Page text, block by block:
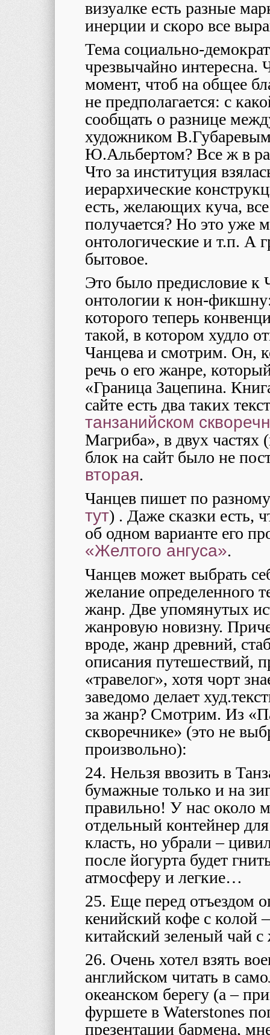
визуалке есть разные
инерции и скоро все
Тема социально-
чрезвычайно интересна.
момент, чтоб на общее
не предполагается: с
сообщать о разнице
художником
Ю.Альбертом? Все ж в
Что за институция
иерархические
есть, желающих куча,
получается? Но это уже
онтологические и т.п. А
бытовое.
Это было предисловие к
онтологии к нон-
которого теперь
такой, в котором худло
Чанцева и смотрим. Он,
речь о его жанре,
«Граница Зацепина.
сайте есть два таких
танзанийском
Магриба», в двух
блок на сайт было не
вторая.
Чанцев пишет по
тут) . Даже сказки есть,
об одном варианте его
«Желтого ангуса».
Чанцев может выбрать
желание определенного
жанр. Две упомянутых
жанровую новизну.
вроде, жанр древний,
описания путешествий,
«травелог», хотя чорт
заведомо делает
за жанр? Смотрим. Из
скворечнике» (это не
произвольно):
24. Нельзя ввозить в
бумажные только и на
правильно! У нас около
отдельный контейнер
класть, но убрали –
после йогурта будет
атмосферу и легкие…
25. Еще перед отъездом
кенийский кофе с колой
китайский зеленый чай
26. Очень хотел взять
английском читать в
океанском берегу (а –
фуршете в Waterstones
презентации бармена,